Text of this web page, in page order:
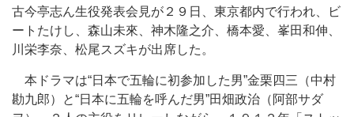
古今亭志ん生役発表会見が２９日、東京都内で行われ、ビ
ートたけし、森山未來、神木隆之介、橋本愛、峯田和伸、
川栄李奈、松尾スズキが出席した。
本ドラマは“日本で五輪に初参加した男”金栗四三（中村
勘九郎）と“日本に五輪を呼んだ男”田畑政治（阿部サダ